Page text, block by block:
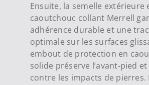
Ensuite, la semelle extérieure
caoutchouc collant Merrell
adhérence durable et une
optimale sur les surfaces
embout de protection en
solide préserve l’avant-pied
contre les impacts de pierres.